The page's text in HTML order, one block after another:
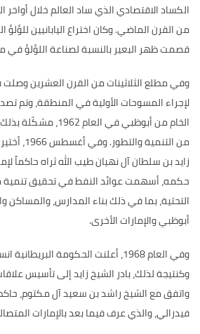
الكساد الاقتصادي الذي ساد العالم خلال أواخر
من القرن الماضي.وكان اختراع اليابانيين
قصمت ظهر البعير بالنسبة لصناعة اللؤلؤ في
وفي مطلع الثلاثينات من القرن العشرين
لإجراء المسوحات الأولية في المنطقة، وتم
الخام من أبوظبي في العام1962، مشكّلة
من التنمية والتطور.وفي أغسطس1966،
زايد بن سلطان آل نهيان طيب الله ثراه حاكماً
حكمه، أسهمت عوائد النفط في تحقيق تنمية
التحتية، بما في ذلك بناء المدارس،
أبوظبي والإمارات الأخرى.
وفي العام1968، أعلنت الحكومة البريطانية
وكنتيجة لذلك، بادر الشيخ زايد إلى تأسيس
واتفق مع الشيخ راشد بن سعيد آل مكتوم،
فيدرالي، والذي عرف فيما بعد بالإمارات